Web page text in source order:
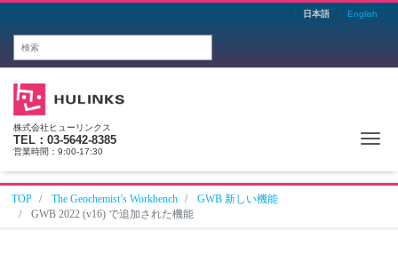
日本語 English
株式会社ヒューリンクス
TEL：03-5642-8385
営業時間：9:00-17:30
TOP The Geochemist’s Workbench
GWB 新しい機能
GWB 2022 (v16) で追加された機能